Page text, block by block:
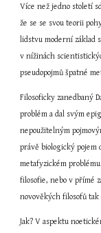
Více než jedno století
že se se svou teorii
lidstvu moderní základ
v nížinách
pseudopojmů špatné
Filosoficky zanedbaný
problém a dal svým
nepoužitelným
právě biologický
metafyzickém
filosofie, nebo v přímé
novověkých filosofů
Jak? V aspektu